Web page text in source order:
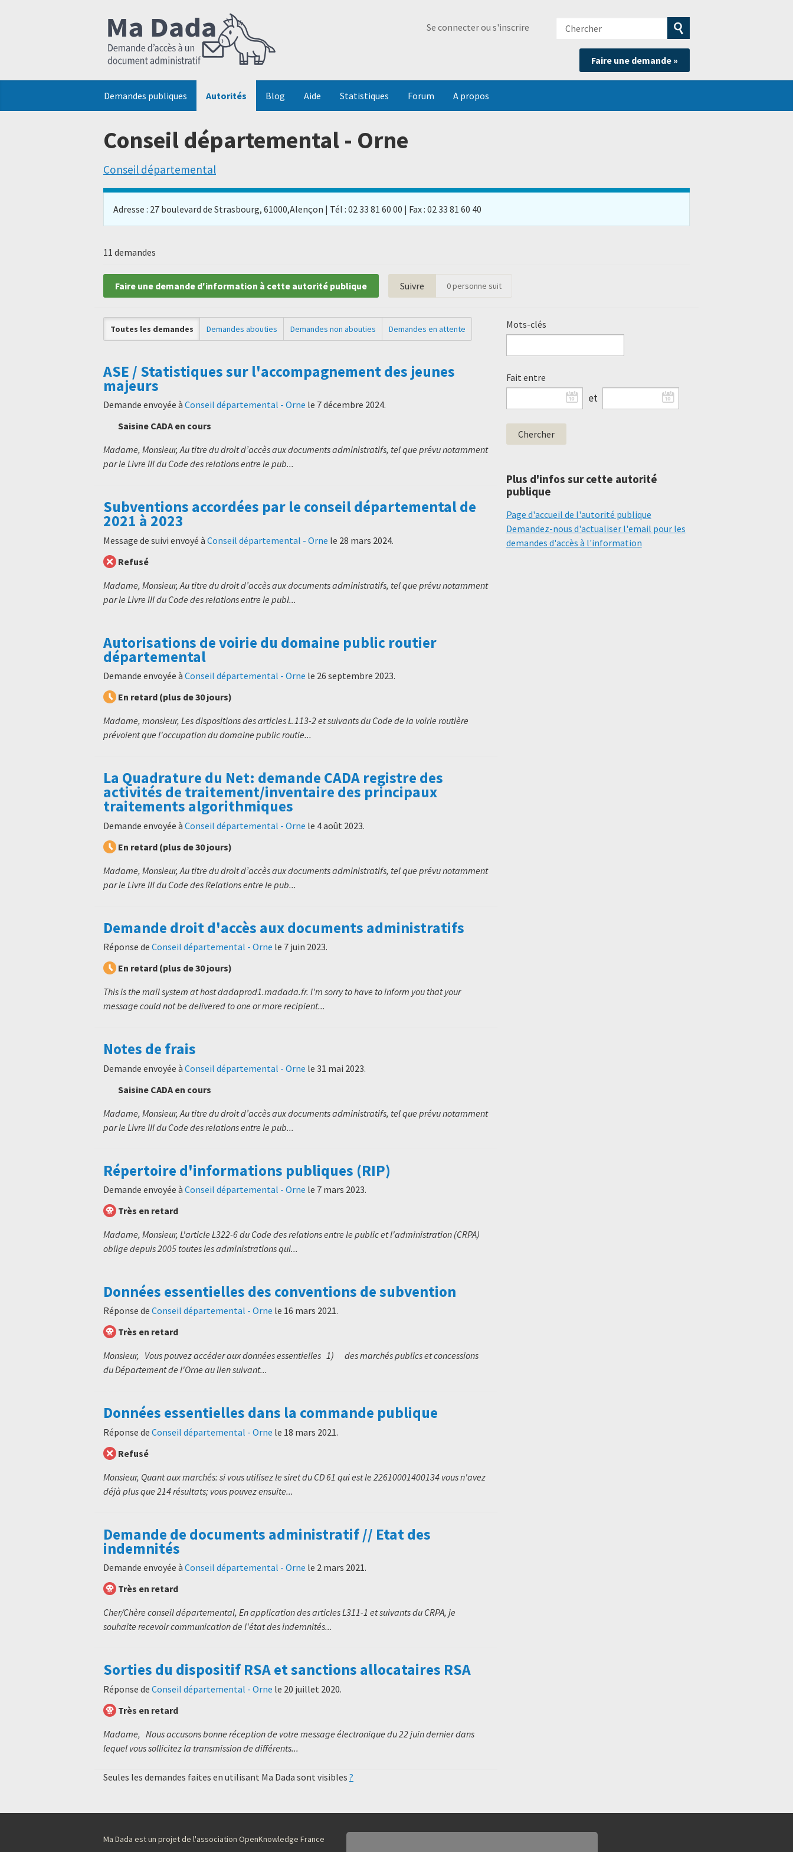
Se connecter ou s'inscrire
Chercher
Soumettre
la
recherche
Faire une demande »
Demandes publiques Autorités Blog Aide Statistiques Forum A propos
Conseil départemental - Orne
Conseil départemental
Adresse : 27 boulevard de Strasbourg, 61000,Alençon | Tél : 02 33 81 60 00 | Fax : 02 33 81 60 40
11 demandes
Faire une demande d'information à cette autorité publique Suivre 0personne suit
Toutes les demandes Demandes abouties Demandes non abouties Demandes en attente
ASE / Statistiques sur l'accompagnement des jeunes
majeurs
Demande envoyée à Conseil départemental - Orne le 7 décembre 2024.
Saisine CADA en cours
Madame, Monsieur, Au titre du droit d’accès aux documents administratifs, tel que prévu notamment
par le Livre III du Code des relations entre le pub...
Subventions accordées par le conseil départemental de
2021 à 2023
Message de suivi envoyé à Conseil départemental - Orne le 28 mars 2024.
Refusé
Madame, Monsieur, Au titre du droit d’accès aux documents administratifs, tel que prévu notamment
par le Livre III du Code des relations entre le publ...
Autorisations de voirie du domaine public routier
départemental
Demande envoyée à Conseil départemental - Orne le 26 septembre 2023.
En retard (plus de 30 jours)
Madame, monsieur, Les dispositions des articles L.113-2 et suivants du Code de la voirie routière
prévoient que l'occupation du domaine public routie...
La Quadrature du Net: demande CADA registre des
activités de traitement/inventaire des principaux
traitements algorithmiques
Demande envoyée à Conseil départemental - Orne le 4 août 2023.
En retard (plus de 30 jours)
Madame, Monsieur, Au titre du droit d’accès aux documents administratifs, tel que prévu notamment
par le Livre III du Code des Relations entre le pub...
Demande droit d'accès aux documents administratifs
Réponse de Conseil départemental - Orne le 7 juin 2023.
En retard (plus de 30 jours)
This is the mail system at host dadaprod1.madada.fr. I'm sorry to have to inform you that your
message could not be delivered to one or more recipient...
Notes de frais
Demande envoyée à Conseil départemental - Orne le 31 mai 2023.
Saisine CADA en cours
Madame, Monsieur, Au titre du droit d’accès aux documents administratifs, tel que prévu notamment
par le Livre III du Code des relations entre le pub...
Répertoire d'informations publiques (RIP)
Demande envoyée à Conseil départemental - Orne le 7 mars 2023.
Très en retard
Madame, Monsieur, L'article L322-6 du Code des relations entre le public et l'administration (CRPA)
oblige depuis 2005 toutes les administrations qui...
Données essentielles des conventions de subvention
Réponse de Conseil départemental - Orne le 16 mars 2021.
Très en retard
Monsieur, Vous pouvez accéder aux données essentielles 1) des marchés publics et concessions
du Département de l'Orne au lien suivant...
Données essentielles dans la commande publique
Réponse de Conseil départemental - Orne le 18 mars 2021.
Refusé
Monsieur, Quant aux marchés: si vous utilisez le siret du CD 61 qui est le 22610001400134 vous n'avez
déjà plus que 214 résultats; vous pouvez ensuite...
Demande de documents administratif // Etat des
indemnités
Demande envoyée à Conseil départemental - Orne le 2 mars 2021.
Très en retard
Cher/Chère conseil départemental, En application des articles L311-1 et suivants du CRPA, je
souhaite recevoir communication de l'état des indemnités...
Sorties du dispositif RSA et sanctions allocataires RSA
Réponse de Conseil départemental - Orne le 20 juillet 2020.
Très en retard
Madame, Nous accusons bonne réception de votre message électronique du 22 juin dernier dans
lequel vous sollicitez la transmission de différents...
Seules les demandes faites en utilisant Ma Dada sont visibles ?
Mots-clés
Fait entre
et
Plus d'infos sur cette autorité
publique
Page d'accueil de l'autorité publique
Demandez-nous d'actualiser l'email pour les
demandes d'accès à l'information
Ma Dada est un projet de l'association OpenKnowledge France